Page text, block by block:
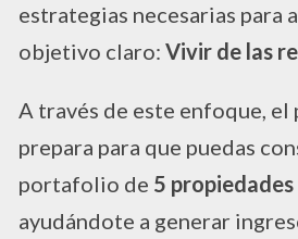
estrategias necesarias para
objetivo claro: Vivir de las
A través de este enfoque, el
prepara para que puedas
portafolio de 5
ayudándote a generar